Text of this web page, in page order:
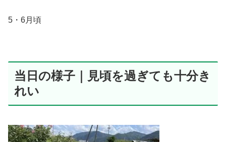
5・6月頃
当日の様子｜見頃を過ぎても十分き
れい